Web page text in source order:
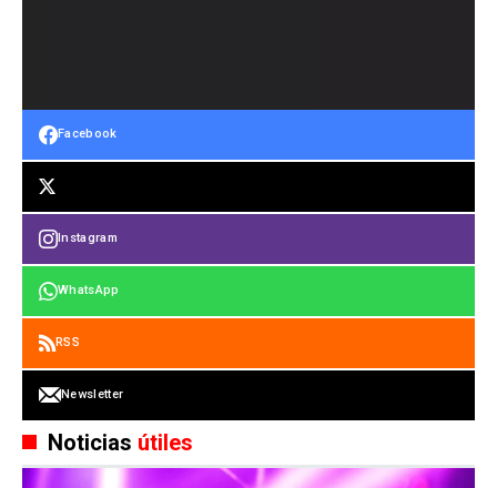
Facebook
Instagram
WhatsApp
RSS
Newsletter
Noticias útiles